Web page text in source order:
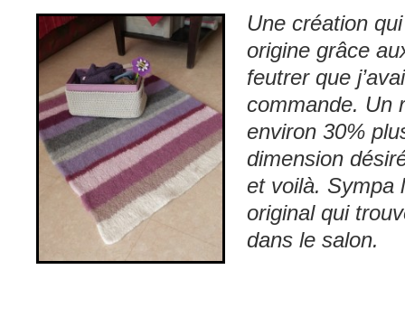
Une création
origine grâce
feutrer que
commande. Un
environ 30%
dimension
et voilà. Sympa
original qui
dans le salon.